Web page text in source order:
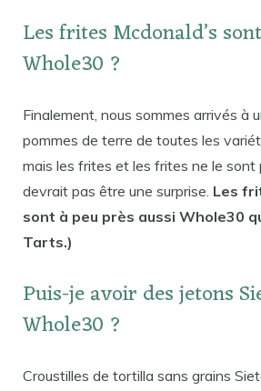
Les frites Mcdonald’s
Whole30 ?
Finalement, nous sommes arrivés à
pommes de terre de toutes les
mais les frites et les frites ne le sont
devrait pas être une surprise. Les
sont à peu près aussi Whole30
Tarts.)
Puis-je avoir des jetons
Whole30 ?
Croustilles de tortilla sans grains